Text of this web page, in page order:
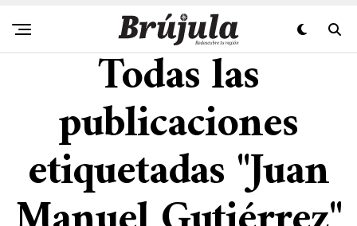
Todas las
publicaciones
etiquetadas "Juan